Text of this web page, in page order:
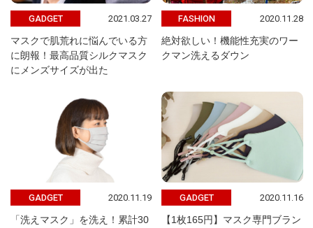
GADGET 2021.03.27
マスクで肌荒れに悩んでいる方
に朗報！最高品質シルクマスク
にメンズサイズが出た
FASHION 2020.11.28
絶対欲しい！機能性充実のワー
クマン洗えるダウン
GADGET 2020.11.19
「洗えマスク」を洗え！累計30
GADGET 2020.11.16
【1枚165円】マスク専門ブラン